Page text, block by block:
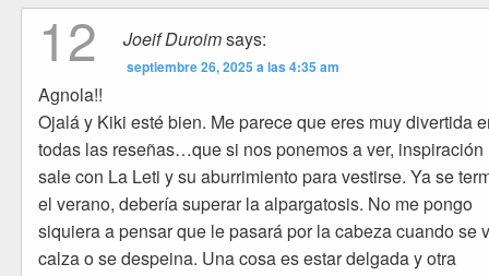
12 Joeif Duroimsays:
septiembre 26, 2025 a las 4:35 am
Agnola!!
Ojalá y Kiki esté bien. Me parece que eres muy divertida
todas las reseñas…que si nos ponemos a ver, inspiración
sale con La Leti y su aburrimiento para vestirse. Ya se
el verano, debería superar la alpargatosis. No me pongo
siquiera a pensar que le pasará por la cabeza cuando se
calza o se despeina. Una cosa es estar delgada y otra